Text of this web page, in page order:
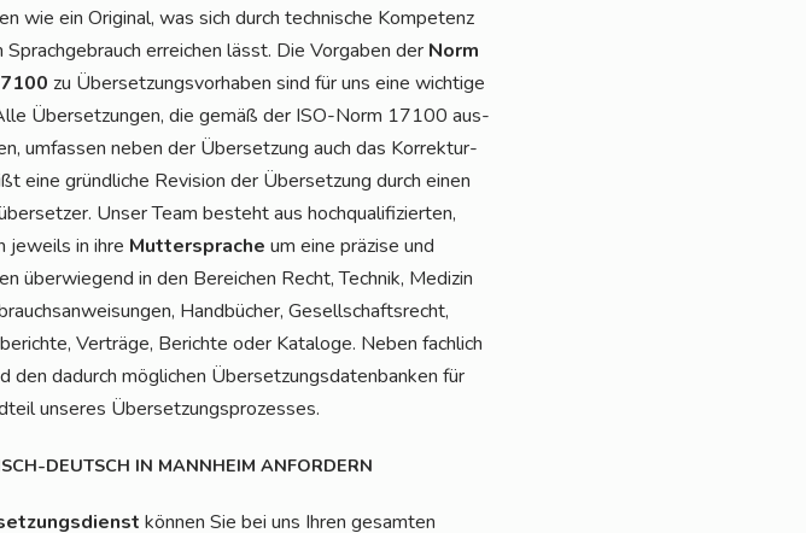
wie ein Ori­gi­nal, was sich durch tech­ni­sche Kom­pe­tenz
errei­chen lässt. Die Vor­ga­ben der Norm
zu Über­set­zungs­vor­ha­ben sind für uns eine wich­ti­ge
Über­set­zun­gen, die gemäß der ISO-Norm 17100 aus­
umfas­sen neben der Über­set­zung auch das Kor­rek­tur­
eine gründ­li­che Revi­si­on der Über­set­zung durch einen
Unser Team besteht aus hoch­qua­li­fi­zier­ten,
jeweils in ihre Mut­ter­spra­che um eine prä­zi­se und
über­wie­gend in den Berei­chen Recht, Tech­nik, Medi­zin
Hand­bü­cher, Gesell­schafts­recht,
Ver­trä­ge, Berich­te oder Kata­lo­ge. Neben fach­lich
dadurch mög­li­chen Über­set­zungs­da­ten­ban­ken für
unse­res Übersetzungsprozesses.
DEUTSCH IN MANNHEIM ANFORDERN
kön­nen Sie bei uns Ihren gesam­ten